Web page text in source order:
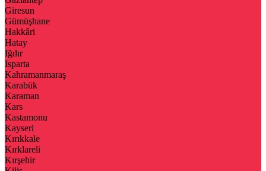
Giresun
Gümüşhane
Hakkâri
Hatay
Iğdır
Isparta
Kahramanmaraş
Karabük
Karaman
Kars
Kastamonu
Kayseri
Kırıkkale
Kırklareli
Kırşehir